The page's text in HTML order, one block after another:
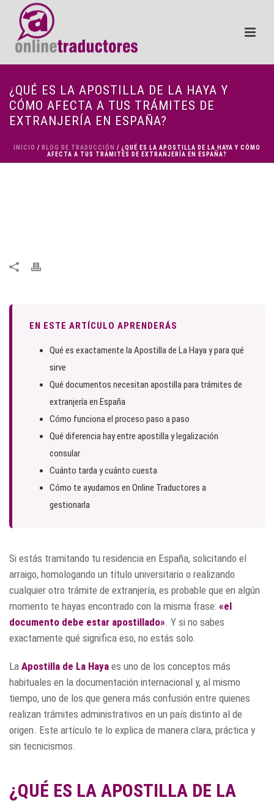
¿QUÉ ES LA APOSTILLA DE LA HAYA Y
CÓMO AFECTA A TUS TRÁMITES DE
EXTRANJERÍA EN ESPAÑA?
INICIO / BLOG DE TRADUCCIÓN / ¿QUÉ ES LA APOSTILLA DE LA HAYA Y CÓMO
AFECTA A TUS TRÁMITES DE EXTRANJERÍA EN ESPAÑA?
EN ESTE ARTÍCULO APRENDERÁS
Qué es exactamente la Apostilla de La Haya y para qué
sirve
Qué documentos necesitan apostilla para trámites de
extranjería en España
Cómo funciona el proceso paso a paso
Qué diferencia hay entre apostilla y legalización
consular
Cuánto tarda y cuánto cuesta
Cómo te ayudamos en Online Traductores a
gestionarla
Si estás tramitando tu residencia en España, solicitando el
arraigo, homologando un título universitario o realizando
cualquier otro trámite de extranjería, es probable que en algún
momento te hayas encontrado con la misma frase: «el
documento debe estar apostillado». Y si no sabes
exactamente qué significa eso, no estás solo.
La Apostilla de La Haya es uno de los conceptos más
habituales en la documentación internacional y, al mismo
tiempo, uno de los que genera más confusión entre quienes
realizan trámites administrativos en un país distinto al de
origen. Este artículo te lo explica de manera clara, práctica y
sin tecnicismos.
¿QUÉ ES LA APOSTILLA DE LA